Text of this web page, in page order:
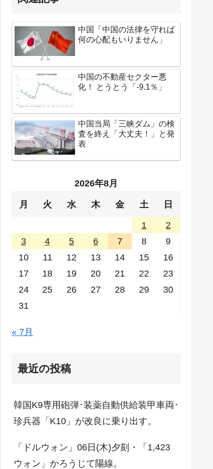
中国「中国の法律を守れば
何の心配もいりません」
中国の不動産セクター悪
化！ とうとう「-9.1％」
中国当局「三峡ダム」の検
査を終え「大丈夫！」と発
表
2026年8月
月 火 水 木 金 土 日
1
2
3
4 5 6 7 8
9
10
11 12 13 14 15
16
17
18 19 20 21 22
23
24
25 26 27 28 29
30
31
« 7月
最近の投稿
韓国K9専用砲弾･装薬自動供給装甲車両･
珍兵器「K10」が改良に乗り出す。
「ドルウォン」06日(木)夕刻・「1,423
ウォン」かろうじて陽線。